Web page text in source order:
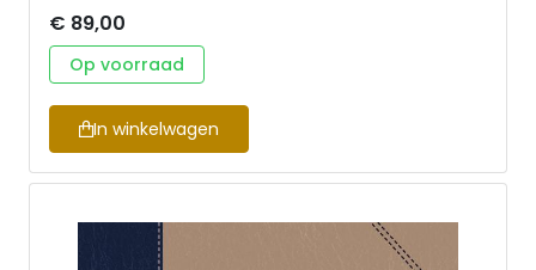
€ 89,00
Op voorraad
In winkelwagen